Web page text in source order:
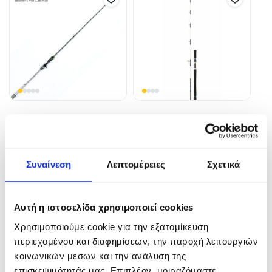
Συναίνεση Λεπτομέρειες Σχετικά
Αυτή η ιστοσελίδα χρησιμοποιεί cookies
Χρησιμοποιούμε cookie για την εξατομίκευση
περιεχομένου και διαφημίσεων, την παροχή λειτουργιών
κοινωνικών μέσων και την ανάλυση της
379,00€–410,00€
In Stock
220,00€
Επιλογή